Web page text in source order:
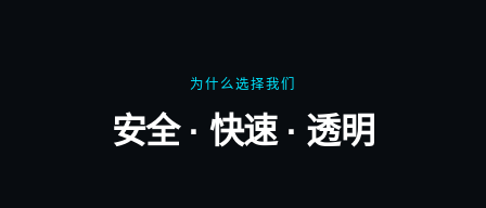
为什么选择我们
安全 · 快速 · 透明